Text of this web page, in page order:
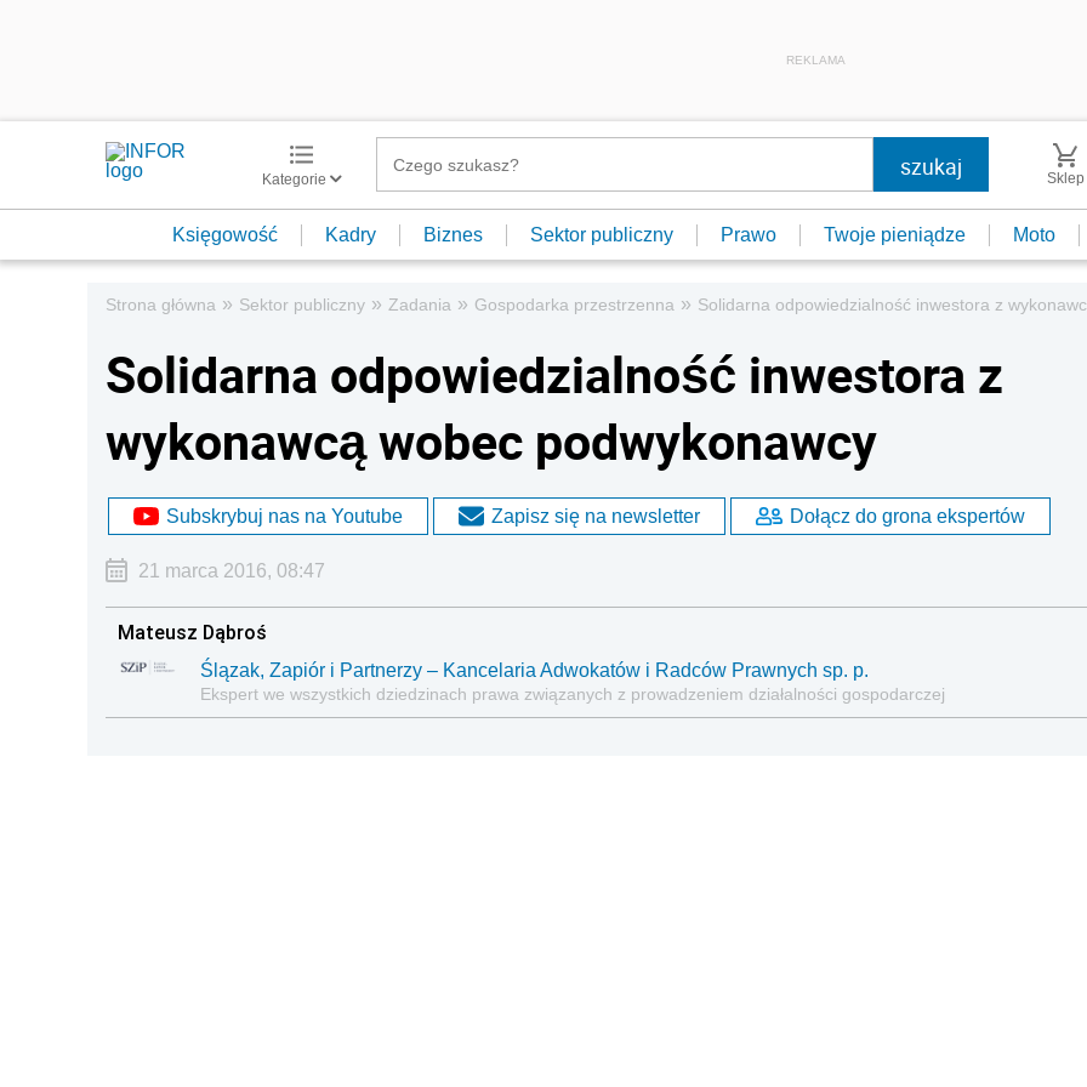
REKLAMA
Kategorie Sklep
Księgowość Kadry Biznes Sektor publiczny Prawo Twoje pieniądze Moto
Strona główna » Sektor publiczny » Zadania » Gospodarka przestrzenna » Solidarna odpowiedzialność inwestora z
Solidarna odpowiedzialność inwestora z
wykonawcą wobec podwykonawcy
Subskrybuj nas na Youtube Zapisz się na newsletter Dołącz do grona ekspertów
21 marca 2016, 08:47
Mateusz Dąbroś
Ślązak, Zapiór i Partnerzy – Kancelaria Adwokatów i Radców Prawnych sp. p.
Ekspert we wszystkich dziedzinach prawa związanych z prowadzeniem działalności gospodarczej